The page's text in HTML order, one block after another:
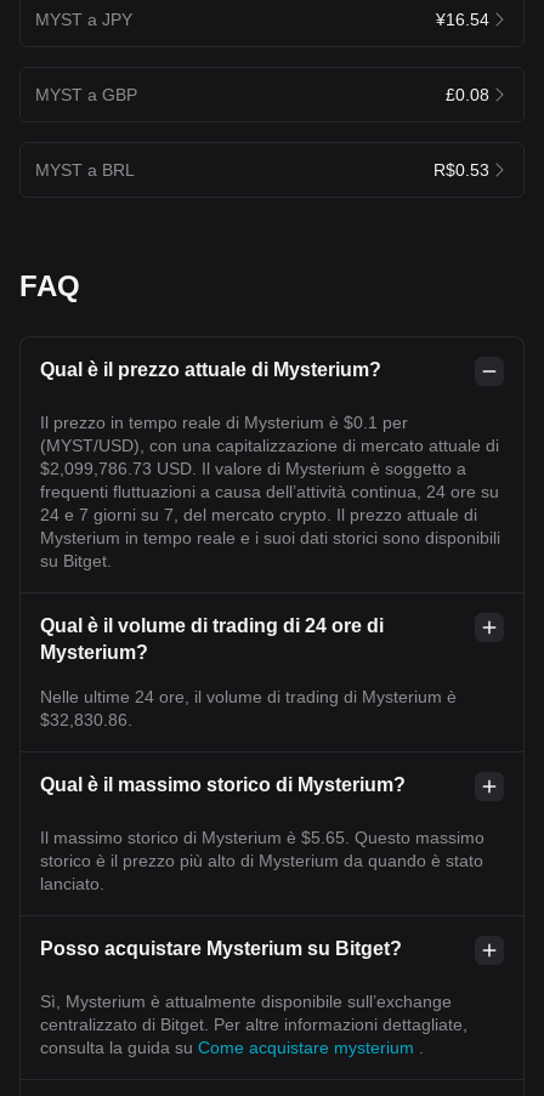
MYST a JPY ¥16.54
MYST a GBP £0.08
MYST a BRL R$0.53
FAQ
Qual è il prezzo attuale di Mysterium?
Il prezzo in tempo reale di Mysterium è $0.1 per
(MYST/USD), con una capitalizzazione di mercato attuale di
$2,099,786.73 USD. Il valore di Mysterium è soggetto a
frequenti fluttuazioni a causa dell’attività continua, 24 ore su
24 e 7 giorni su 7, del mercato crypto. Il prezzo attuale di
Mysterium in tempo reale e i suoi dati storici sono disponibili
su Bitget.
Qual è il volume di trading di 24 ore di
Mysterium?
Nelle ultime 24 ore, il volume di trading di Mysterium è
$32,830.86.
Qual è il massimo storico di Mysterium?
Il massimo storico di Mysterium è $5.65. Questo massimo
storico è il prezzo più alto di Mysterium da quando è stato
lanciato.
Posso acquistare Mysterium su Bitget?
Sì, Mysterium è attualmente disponibile sull’exchange
centralizzato di Bitget. Per altre informazioni dettagliate,
consulta la guida su Come acquistare mysterium